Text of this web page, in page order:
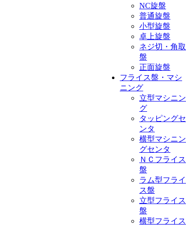
NC旋盤
普通旋盤
小型旋盤
卓上旋盤
ネジ切・角取
盤
正面旋盤
フライス盤・マシ
ニング
立型マシニン
グ
タッピングセ
ンタ
横型マシニン
グセンタ
ＮＣフライス
盤
ラム型フライ
ス盤
立型フライス
盤
横型フライス